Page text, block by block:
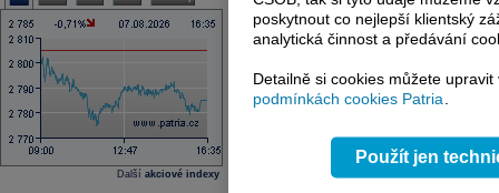
Další akciové indexy
Ex-dividenda den
Průměrná cílová cena
Reklama
poskytnout co nejlepší klientský
analytická činnost a předávání
Detailně si cookies můžete
podmínkách cookies Patria.
Použít jen